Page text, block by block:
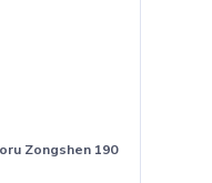
Zongshen 190